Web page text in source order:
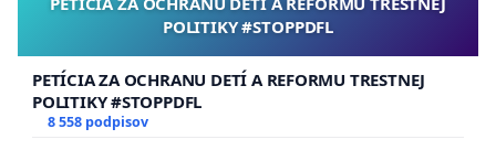
POLITIKY #STOPPDFL
PETÍCIA ZA OCHRANU DETÍ A REFORMU TRESTNEJ
POLITIKY #STOPPDFL
8 558 podpisov